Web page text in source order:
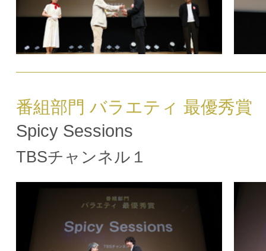
番組部門 バラエティ 最優秀賞
Spicy Sessions
TBSチャンネル１